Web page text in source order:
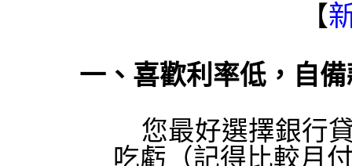
【
一、喜歡利率低，自
您最好選擇銀行
吃虧（記得比較月